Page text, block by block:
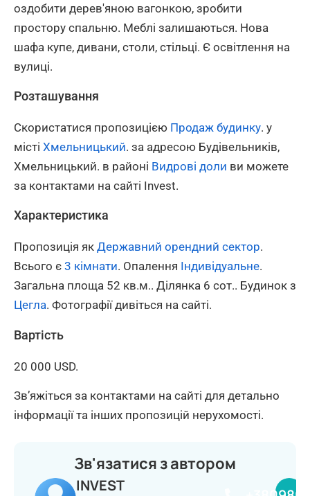
оздобити дерев'яною вагонкою, зробити
простору спальню. Меблі залишаються. Нова
шафа купе, дивани, столи, стільці. Є освітлення на
вулиці.
Розташування
Скористатися пропозицією Продаж будинку. у
місті Хмельницький. за адресою Будівельників,
Хмельницький. в районі Видрові доли ви можете
за контактами на сайті Invest.
Характеристика
Пропозиція як Державний орендний сектор.
Всього є 3 кімнати. Опалення Індивідуальне.
Загальна площа 52 кв.м.. Ділянка 6 сот.. Будинок з
Цегла. Фотографії дивіться на сайті.
Вартість
20 000 USD.
Зв’яжіться за контактами на сайті для детально
інформації та інших пропозицій нерухомості.
Зв'язатися з автором
INVEST